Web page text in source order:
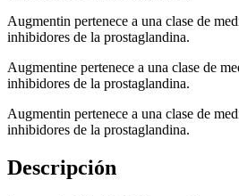
Augmentin pertenece a una clase de
inhibidores de la prostaglandina.
Augmentine pertenece a una clase de
inhibidores de la prostaglandina.
Augmentin pertenece a una clase de
inhibidores de la prostaglandina.
Descripción